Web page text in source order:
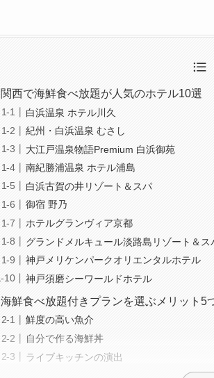
関西で海鮮食べ放題が人気のホテル10選
白浜温泉 ホテル川久
紀州・白浜温泉 むさし
大江戸温泉物語Premium 白浜御苑
南紀勝浦温泉 ホテル浦島
白浜古賀の井リゾート＆スパ
御宿 野乃
ホテルグランヴィア京都
グランドメルキュール淡路島リゾート＆ス
神戸メリケンパークオリエンタルホテル
神戸須磨シーワールドホテル
海鮮食べ放題付きプランを選ぶメリット5
鮮度の高い魚介
自分で作る海鮮丼
ライブキッチンの演出